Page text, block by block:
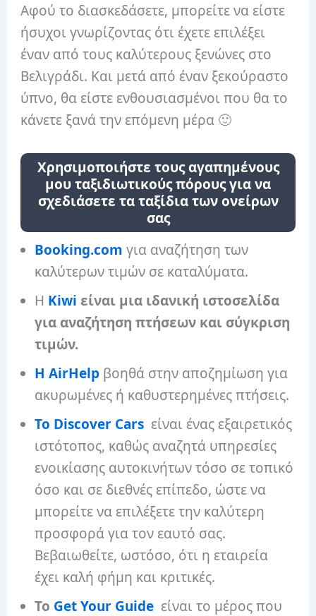
Αφού το διασκεδάσετε, μπορείτε να είστε
ήσυχοι γνωρίζοντας ότι έχετε επιλέξει
έναν από τους καλύτερους ξενώνες στο
Βελιγράδι. Και μετά από έναν ξεκούραστο
ύπνο, θα είστε ενθουσιασμένοι που θα το
κάνετε ξανά την επόμενη μέρα 🙂
Χρησιμοποιήστε τους αγαπημένους
μου ταξιδιωτικούς πόρους για να
σχεδιάσετε τα ταξίδια των ονείρων
σας
Booking.com για αναζήτηση των
καλύτερων τιμών σε καταλύματα.
Η Kiwi είναι μια ιδανική ιστοσελίδα
για αναζήτηση πτήσεων και σύγκριση
τιμών.
Η AirHelp βοηθά στην αποζημίωση για
ακυρωμένες ή καθυστερημένες πτήσεις.
Το Discover Cars είναι ένας εξαιρετικός
ιστότοπος, καθώς αναζητά υπηρεσίες
ενοικίασης αυτοκινήτων τόσο σε τοπικό
όσο και σε διεθνές επίπεδο, ώστε να
μπορείτε να επιλέξετε την καλύτερη
προσφορά για τον εαυτό σας.
Βεβαιωθείτε, ωστόσο, ότι η εταιρεία
έχει καλή φήμη και κριτικές.
Το Get Your Guide είναι το μέρος που